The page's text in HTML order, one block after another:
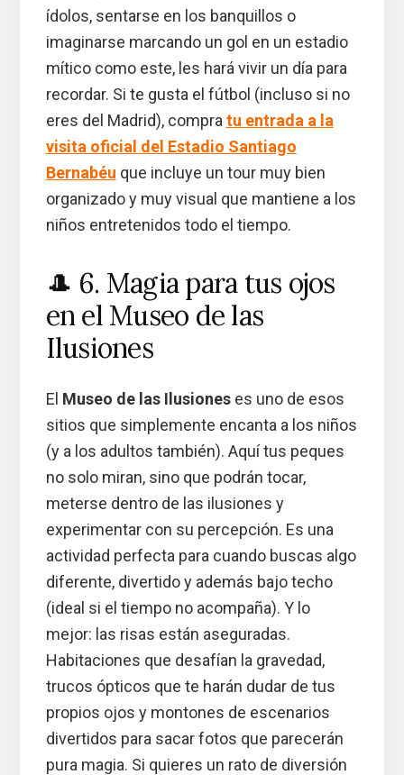
ídolos, sentarse en los banquillos o
imaginarse marcando un gol en un estadio
mítico como este, les hará vivir un día para
recordar. Si te gusta el fútbol (incluso si no
eres del Madrid), compra tu entrada a la
visita oficial del Estadio Santiago
Bernabéu que incluye un tour muy bien
organizado y muy visual que mantiene a los
niños entretenidos todo el tiempo.
🎩 6. Magia para tus ojos
en el Museo de las
Ilusiones
El Museo de las Ilusioneses uno de esos
sitios que simplemente encanta a los niños
(y a los adultos también). Aquí tus peques
no solo miran, sino que podrán tocar,
meterse dentro de las ilusiones y
experimentar con su percepción. Es una
actividad perfecta para cuando buscas algo
diferente, divertido y además bajo techo
(ideal si el tiempo no acompaña). Y lo
mejor: las risas están aseguradas.
Habitaciones que desafían la gravedad,
trucos ópticos que te harán dudar de tus
propios ojos y montones de escenarios
divertidos para sacar fotos que parecerán
pura magia. Si quieres un rato de diversión